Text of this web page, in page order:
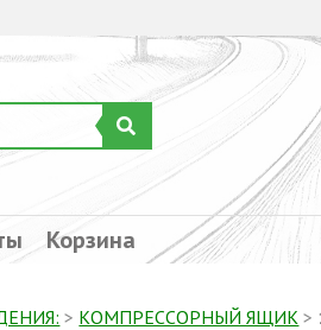
Корзина
> КОМПРЕССОРНЫЙ ЯЩИК >